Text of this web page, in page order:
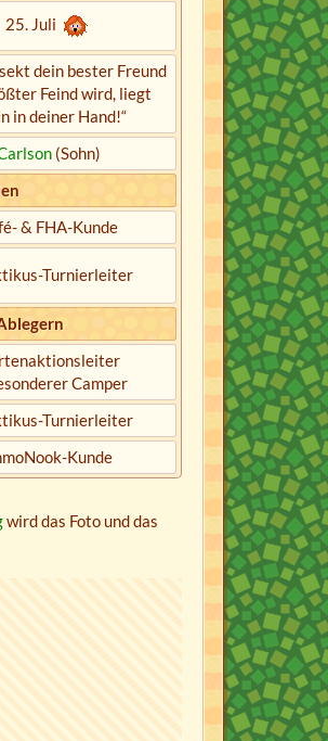
25. Juli
dein bester Freund
Feind wird, liegt
in deiner Hand!“
(Sohn)
& FHA-Kunde
Turnierleiter
Camper
Turnierleiter
Kunde
wird das Foto und das